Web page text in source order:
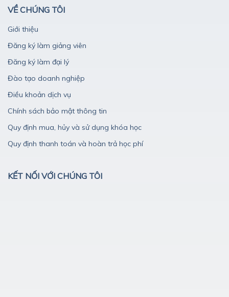
VỀ CHÚNG TÔI
Giới thiệu
Đăng ký làm giảng viên
Đăng ký làm đại lý
Đào tạo doanh nghiệp
Điều khoản dịch vụ
Chính sách bảo mật thông tin
Quy định mua, hủy và sử dụng khóa học
Quy định thanh toán và hoàn trả học phí
KẾT NỐI VỚI CHÚNG TÔI